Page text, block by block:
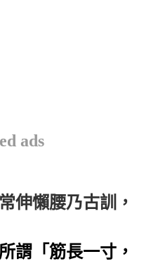
ads
伸懶腰乃古訓，
謂「筋長一寸，